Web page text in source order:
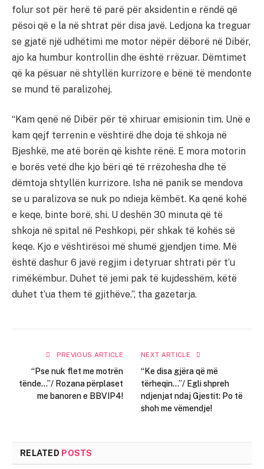
folur sot për herë të parë për aksidentin e rëndë që
pësoi që e la në shtrat për disa javë. Ledjona ka treguar
se gjatë një udhëtimi me motor nëpër dëborë në Dibër,
ajo ka humbur kontrollin dhe është rrëzuar. Dëmtimet
që ka pësuar në shtyllën kurrizore e bënë të mendonte
se mund të paralizohej.
“Kam qenë në Dibër për të xhiruar emisionin tim. Unë e
kam qejf terrenin e vështirë dhe doja të shkoja në
Bjeshkë, me atë borën që kishte rënë. E mora motorin
e borës vetë dhe kjo bëri që të rrëzohesha dhe të
dëmtoja shtyllën kurrizore. Isha në panik se mendova
se u paralizova se nuk po ndieja këmbët. Ka qenë kohë
e keqe, binte borë, shi. U deshën 30 minuta që të
shkoja në spital në Peshkopi, për shkak të kohës së
keqe. Kjo e vështirësoi më shumë gjendjen time. Më
është dashur 6 javë regjim i detyruar shtrati për t’u
rimëkëmbur. Duhet të jemi pak të kujdesshëm, këtë
duhet t’ua them të gjithëve.”, tha gazetarja.
PREVIOUS ARTICLE
“Pse nuk flet me motrën
tënde…”/ Rozana përplaset
me banoren e BBVIP4!
NEXT ARTICLE
“Ke disa gjëra që më
tërheqin…”/ Egli shpreh
ndjenjat ndaj Gjestit: Po të
shoh me vëmendje!
RELATED POSTS